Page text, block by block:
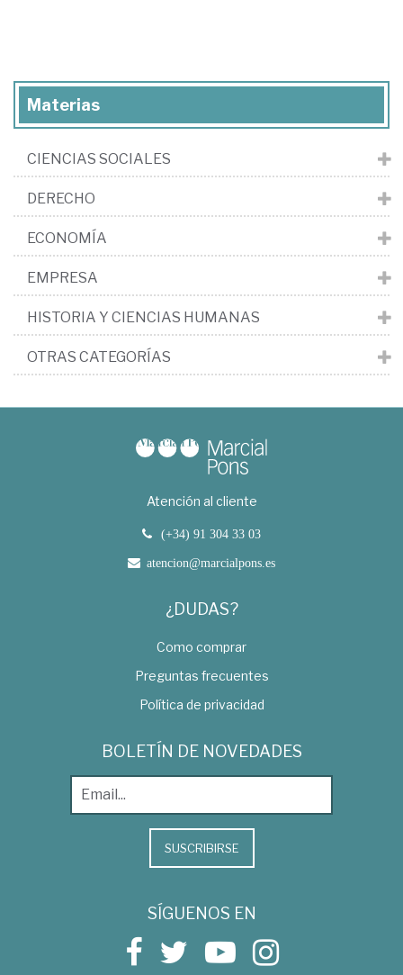
Materias
CIENCIAS SOCIALES
DERECHO
ECONOMÍA
EMPRESA
HISTORIA Y CIENCIAS HUMANAS
OTRAS CATEGORÍAS
Atención al cliente
(+34) 91 304 33 03
atencion@marcialpons.es
¿DUDAS?
Como comprar
Preguntas frecuentes
Política de privacidad
BOLETÍN DE NOVEDADES
SUSCRIBIRSE
SÍGUENOS EN